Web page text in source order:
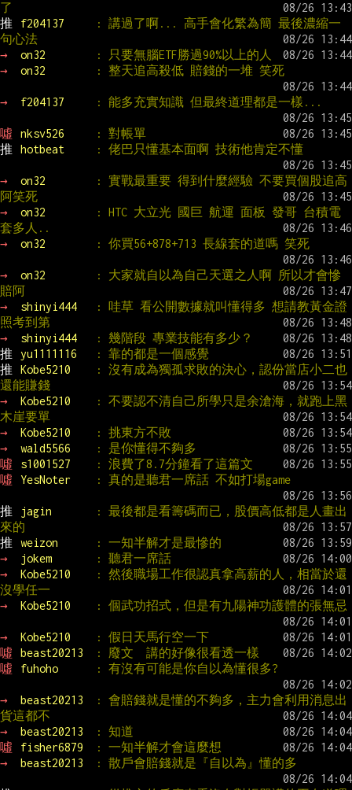
了
推
f204137
: 講過了啊... 高手會化繁為簡 最後濃縮一
句心法
→
on32
: 只要無腦ETF勝過90%以上的人
→
on32 : 整天追高殺低 賠錢的一堆 笑死
→ f204137 : 能多充實知識 但最終道理都是一樣...
噓 nksv526
: 對帳單
推
hotbeat : 佬巴只懂基本面啊 技術他肯定不懂
→ on32
: 實戰最重要 得到什麼經驗 不要買個股追高
阿笑死
→
on32
: HTC 大立光 國巨 航運 面板 發哥 台積電
套多人..
→
on32 : 你買56+878+713 長線套的道嗎 笑死
→ on32
: 大家就自以為自己天選之人啊 所以才會慘
賠阿
→
shinyi444
: 哇草 看公開數據就叫懂得多 想請教黃金證
照考到第
→
shinyi444
: 幾階段 專業技能有多少？
推
yu1111116
: 靠的都是一個感覺
推
Kobe5210
: 沒有成為獨孤求敗的決心，認份當店小二也
還能賺錢
→
Kobe5210
: 不要認不清自己所學只是余滄海，就跑上黑
木崖要單
→
Kobe5210
: 挑東方不敗
→
wald5566
: 是你懂得不夠多
噓
s1001527
: 浪費了8.7分鐘看了這篇文
噓
YesNoter : 真的是聽君一席話 不如打場game
推 jagin
: 最後都是看籌碼而已，股價高低都是人畫出
來的
推
weizon
: 一知半解才是最慘的
→
jokem
: 聽君一席話
→
Kobe5210
: 然後職場工作很認真拿高薪的人，相當於還
沒學任一
→
Kobe5210 : 個武功招式，但是有九陽神功護體的張無忌
→ Kobe5210
: 假日天馬行空一下
噓
beast20213
: 廢文  講的好像很看透一樣
噓
fuhoho : 有沒有可能是你自以為懂很多?
→ beast20213
: 會賠錢就是懂的不夠多，主力會利用消息出
貨這都不
→
beast20213
: 知道
噓
fisher6879
: 一知半解才會這麼想
→
beast20213 : 散戶會賠錢就是『自以為』懂的多